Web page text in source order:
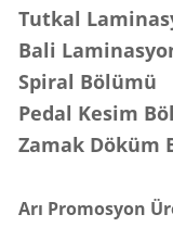
Tutkal
Bali
Spiral Bölümü
Pedal Kesim
Zamak Döküm
Arı Promosyon